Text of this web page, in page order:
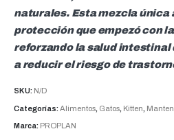
naturales. Esta mezcla única
protección que empezó con
reforzando la salud intestinal
a reducir el riesgo de
SKU: N/D
Categorías:Alimentos, Gatos, Kitten,
Marca: PROPLAN